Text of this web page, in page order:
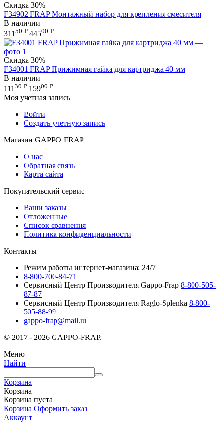
Скидка 30%
F34902 FRAP Монтажный набор для крепления смесителя
В наличии
311 50 Р 44500 Р
Скидка 30%
F34001 FRAP Прижимная гайка для картриджа 40 мм
В наличии
111 30 Р 15900 Р
Моя учетная запись
Войти
Создать учетную запись
Магазин GAPPO-FRAP
О нас
Обратная связь
Карта сайта
Покупательский сервис
Ваши заказы
Отложенные
Список сравнения
Политика конфиденциальности
Контакты
Режим работы интернет-магазина: 24/7
8-800-700-84-71
Сервисный Центр Производителя Gappo-Frap 8-800-505-
87-87
Сервисный Центр Производителя Raglo-Splenka 8-800-
505-88-99
gappo-frap@mail.ru
© 2017 - 2026 GAPPO-FRAP.
Меню
Найти
Корзина
Корзина
Корзина пуста
Корзина Оформить заказ
Аккаунт